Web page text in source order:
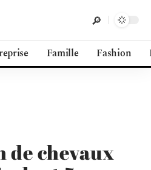
Famille Fashion
de chevaux